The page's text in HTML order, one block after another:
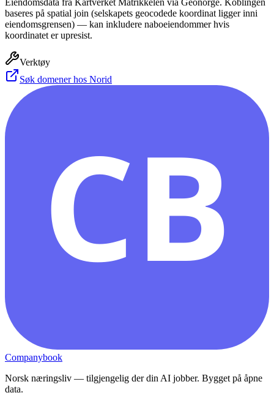
Eiendomsdata fra Kartverket Matrikkelen via Geonorge. Koblingen
baseres på spatial join (selskapets geocodede koordinat ligger inni
eiendomsgrensen) — kan inkludere naboeiendommer hvis
koordinatet er upresist.
Verktøy
Søk domener hos Norid
CB
Companybook
Norsk næringsliv — tilgjengelig der din AI jobber. Bygget på åpne
data.